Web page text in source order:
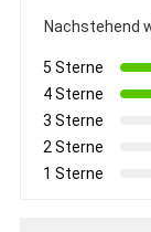
Nachstehend
5 Sterne
4 Sterne
3 Sterne
2 Sterne
1 Sterne